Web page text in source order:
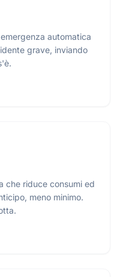
automatica
grave, inviando
che riduce consumi ed
meno minimo.